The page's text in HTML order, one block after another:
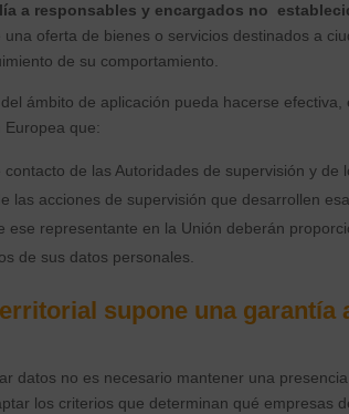
a responsables y encargados no
oferta de bienes o servicios destinados a
de su comportamiento.
ámbito de aplicación pueda hacerse
Europea que:
de las Autoridades de supervisión y de
las acciones de supervisión que desarrollen
ese representante en la Unión deberán
de sus datos personales.
supone una garantía
datos no es necesario mantener una
los criterios que determinan qué empresas